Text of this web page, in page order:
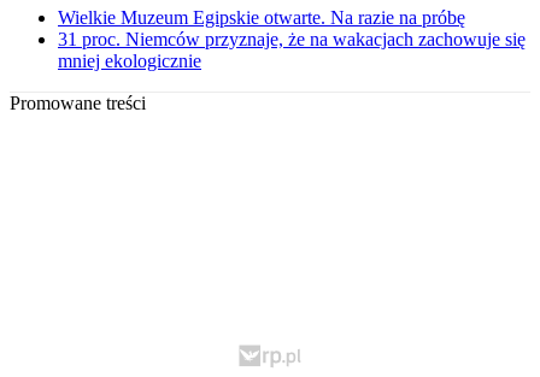
Wielkie Muzeum Egipskie otwarte. Na razie na próbę
31 proc. Niemców przyznaje, że na wakacjach zachowuje się
mniej ekologicznie
Promowane treści